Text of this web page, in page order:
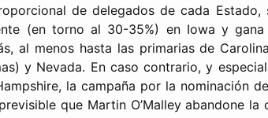
de delegados de cada Estado,
(en torno al 30-35%) en Iowa y
al menos hasta las primarias de
y Nevada. En caso contrario, y
la campaña por la nominación
que Martin O’Malley abandone la